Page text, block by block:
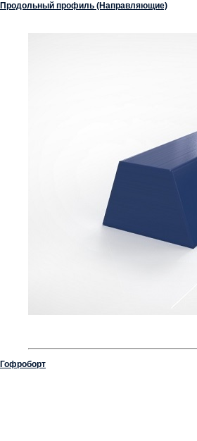
Продольный профиль (Направляющие)
Гофроборт